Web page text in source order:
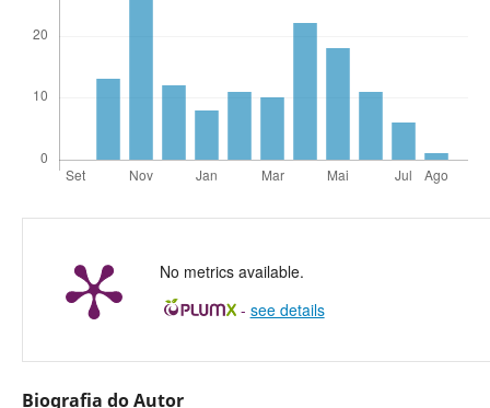
No metrics available.
- see details
Biografia do Autor